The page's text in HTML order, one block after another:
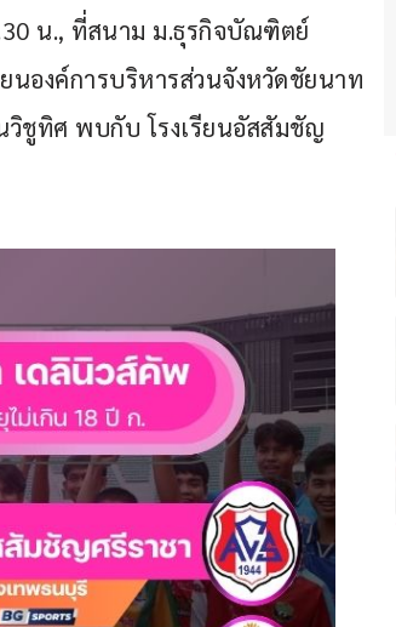
น., ที่สนาม ม.ธุรกิจบัณฑิตย์
นองค์การบริหารส่วนจังหวัดชัยนาท
วิชูทิศ พบกับ โรงเรียนอัสสัมชัญ